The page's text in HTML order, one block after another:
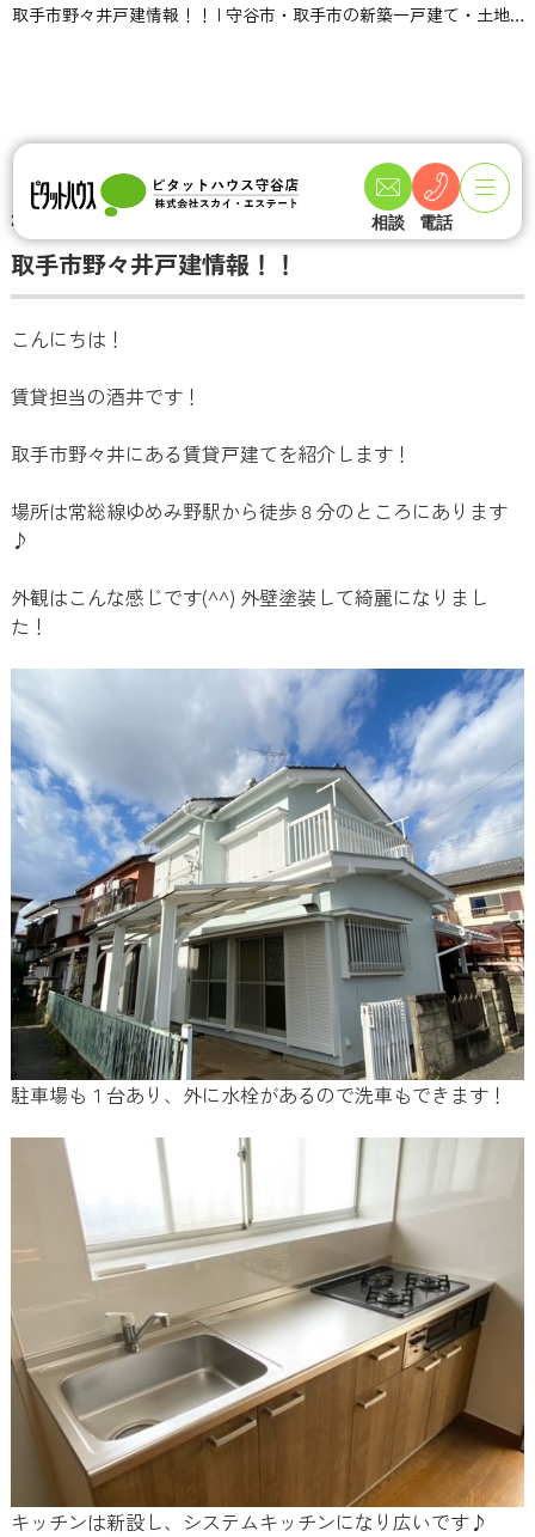
取手市野々井戸建情報！！ | 守谷市・取手市の新築一戸建て・土地・一軒家購入情報ならピタットハウス守谷店 スカイ・エステート
相談 電話
不動産ブログ一覧 取手市野々井戸建情報！！
2022-07-18
取手市野々井戸建情報！！
こんにちは！
賃貸担当の酒井です！
取手市野々井にある賃貸戸建てを紹介します！
場所は常総線ゆめみ野駅から徒歩８分のところにあります
♪
外観はこんな感じです(^^) 外壁塗装して綺麗になりまし
た！
駐車場も１台あり、外に水栓があるので洗車もできます！
キッチンは新設し、システムキッチンになり広いです♪